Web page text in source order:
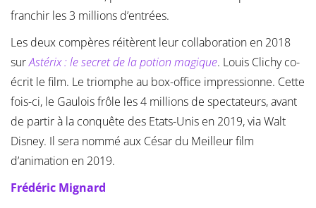
franchir les 3 millions d’entrées.
Les deux compères réitèrent leur collaboration en 2018
surAstérix : le secret de la potion magique. Louis Clichy co-
écrit le film. Le triomphe au box-office impressionne. Cette
fois-ci, le Gaulois frôle les 4 millions de spectateurs, avant
de partir à la conquête des Etats-Unis en 2019, via Walt
Disney. Il sera nommé aux César du Meilleur film
d’animation en 2019.
Frédéric Mignard